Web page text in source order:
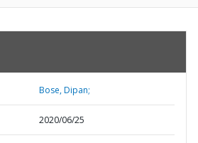
Bose, Dipan;
2020/06/25